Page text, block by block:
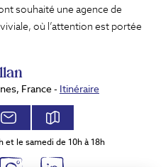
souhaité une agence de
où l’attention est portée
France - Itinéraire
et le samedi de 10h à 18h